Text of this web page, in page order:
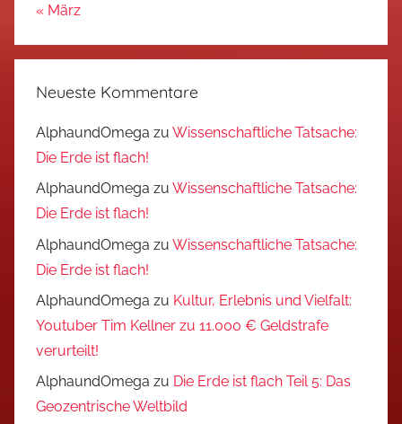
« März
Neueste Kommentare
AlphaundOmega zu Wissenschaftliche Tatsache:
Die Erde ist flach!
AlphaundOmega zu Wissenschaftliche Tatsache:
Die Erde ist flach!
AlphaundOmega zu Wissenschaftliche Tatsache:
Die Erde ist flach!
AlphaundOmega zu Kultur, Erlebnis und Vielfalt:
Youtuber Tim Kellner zu 11.000 € Geldstrafe
verurteilt!
AlphaundOmega zu Die Erde ist flach Teil 5: Das
Geozentrische Weltbild